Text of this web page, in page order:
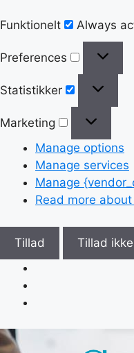
Funktionelt Always
Preferences
Statistikker
Marketing
Manage options
Manage services
Manage
Read more
Tillad Tillad ikke